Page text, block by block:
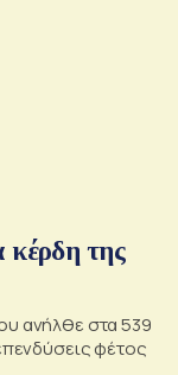
κέρδη της
ανήλθε στα 539
φέτος